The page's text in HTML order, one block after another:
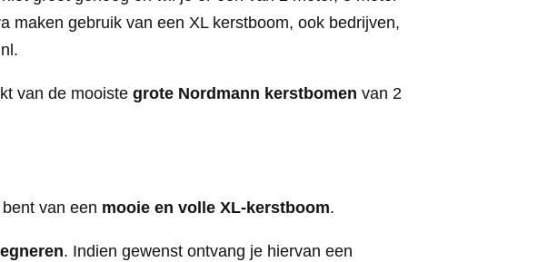
maken gebruik van een XL kerstboom, ook bedrijven,
van de mooistegrote Nordmann kerstbomen van 2
van een mooie en volle XL-kerstboom.
. Indien gewenst ontvang je hiervan een